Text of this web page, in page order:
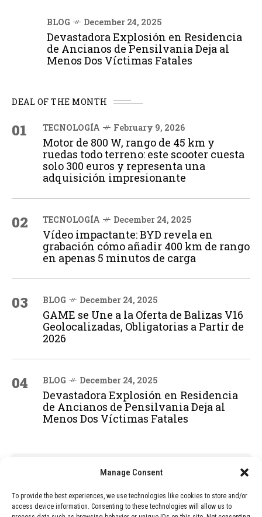
Manage Consent
To provide the best experiences, we use technologies like cookies to store and/or
access device information. Consenting to these technologies will allow us to
BLOG December 24, 2025
Devastadora Explosión en Residencia
de Ancianos de Pensilvania Deja al
Menos Dos Víctimas Fatales
DEAL OF THE MONTH
01 TECNOLOGÍA February 9, 2026
Motor de 800 W, rango de 45 km y
ruedas todo terreno: este scooter cuesta
solo 300 euros y representa una
adquisición impresionante
02 TECNOLOGÍA December 24, 2025
Vídeo impactante: BYD revela en
grabación cómo añadir 400 km de rango
en apenas 5 minutos de carga
03 BLOG December 24, 2025
GAME se Une a la Oferta de Balizas V16
Geolocalizadas, Obligatorias a Partir de
2026
04 BLOG December 24, 2025
Devastadora Explosión en Residencia
de Ancianos de Pensilvania Deja al
Menos Dos Víctimas Fatales